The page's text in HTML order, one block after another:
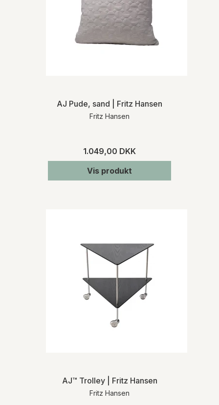
AJ Pude, sand | Fritz Hansen
Fritz Hansen
1.049,00 DKK
Vis produkt
AJ™ Trolley | Fritz Hansen
Fritz Hansen